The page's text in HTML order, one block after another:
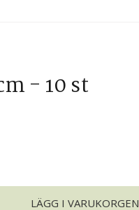
- 10 st
LÄGG I VARUKORGEN